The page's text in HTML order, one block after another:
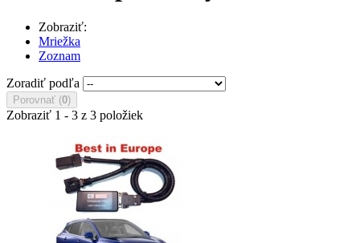
Zobraziť:
Mriežka
Zoznam
Zoradiť podľa
Porovnať (0)
Zobraziť 1 - 3 z 3 položiek